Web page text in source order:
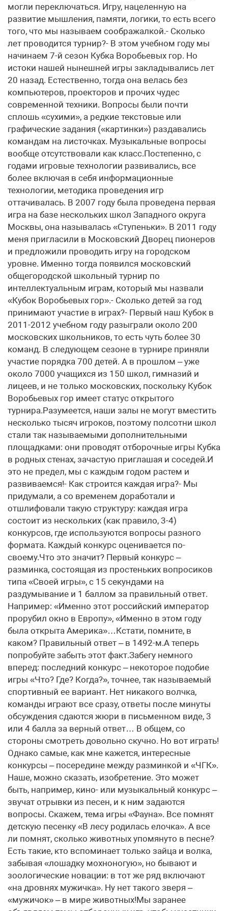
могли переключаться. Игру, нацеленную на
развитие мышления, памяти, логики, то есть всего
того, что мы называем соображалкой.- Сколько
лет проводится турнир?- В этом учебном году мы
начинаем 7-й сезон Кубка Воробьевых гор. Но
истоки нашей нынешней игры закладывались лет
20 назад. Естественно, тогда она велась без
компьютеров, проекторов и прочих чудес
современной техники. Вопросы были почти
сплошь «сухими», а редкие текстовые или
графические задания («картинки») раздавались
командам на листочках. Музыкальные вопросы
вообще отсутствовали как класс.Постепенно, с
годами игровые технологии развивались, все
более включая в себя информационные
технологии, методика проведения игр
оттачивалась. В 2007 году была проведена первая
игра на базе нескольких школ Западного округа
Москвы, она называлась «Ступеньки». В 2011 году
меня пригласили в Московский Дворец пионеров
и предложили проводить игру на городском
уровне. Именно тогда появился московский
общегородской школьный турнир по
интеллектуальным играм, который мы назвали
«Кубок Воробьевых гор».- Сколько детей за год
принимают участие в играх?- Первый наш Кубок в
2011-2012 учебном году разыграли около 200
московских школьников, то есть чуть более 30
команд. В следующем сезоне в турнире приняли
участие порядка 700 детей. А в прошлом – уже
около 7000 учащихся из 150 школ, гимназий и
лицеев, и не только московских, поскольку Кубок
Воробьевых гор имеет статус открытого
турнира.Разумеется, наши залы не могут вместить
несколько тысяч игроков, поэтому полсотни школ
стали так называемыми дополнительными
площадками: они проводят отборочные игры Кубка
в родных стенах, зачастую приглашая и соседей.И
это не предел, мы с каждым годом растем и
развиваемся!- Как строится каждая игра?- Мы
придумали, а со временем доработали и
отшлифовали такую структуру: каждая игра
состоит из нескольких (как правило, 3-4)
конкурсов, где используются вопросы разного
формата. Каждый конкурс оценивается по-
своему.Что это значит? Первый конкурс –
разминка, состоящая из простеньких вопросиков
типа «Своей игры», с 15 секундами на
раздумывание и 1 баллом за правильный ответ.
Например: «Именно этот российский император
прорубил окно в Европу», «Именно в этом году
была открыта Америка»…Кстати, помните, в
каком? Правильный ответ – в 1492-м.А теперь
попробуйте забыть этот факт.Забегу немного
вперед: последний конкурс – некоторое подобие
игры «Что? Где? Когда?», точнее, так называемый
спортивный ее вариант. Нет никакого волчка,
команды играют все сразу, ответы после минуты
обсуждения сдаются жюри в письменном виде, 3
или 4 балла за верный ответ… В общем, со
стороны смотреть довольно скучно. Но вот играть!
Однако самые, как мне кажется, интересные
конкурсы – посередине между разминкой и «ЧГК».
Наше, можно сказать, изобретение. Это может
быть, например, кино- или музыкальный конкурс –
звучат отрывки из песен, и к ним задаются
вопросы. Скажем, тема игры «Фауна». Все помнят
детскую песенку «В лесу родилась елочка». А все
ли помнят, сколько животных упомянуто в песне?
Есть такие, кто вспоминает только зайца и волка,
забывая «лошадку мохноногую», но бывают и
зоологические новации: в тот же ряд включают
«на дровнях мужичка». Ну нет такого зверя –
«мужичок» – в мире животных!Мы заранее